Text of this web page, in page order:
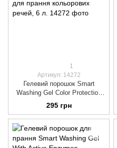
1
Артикул: 14272
Гелевий порошок Smart
Washing Gel Color Protection
для прання кольорових речей,
6 л.
295 грн